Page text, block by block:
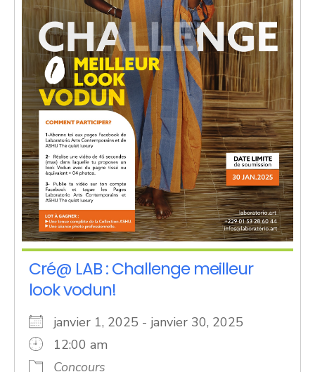
Cré@ LAB : Challenge meilleur
look vodun!
janvier 1, 2025 - janvier 30, 2025
12:00 am
Concours